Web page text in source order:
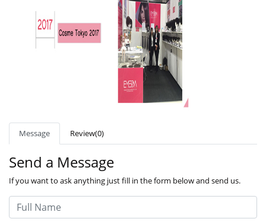
Message Review(0)
Send a Message
If you want to ask anything just fill in the form below and send us.